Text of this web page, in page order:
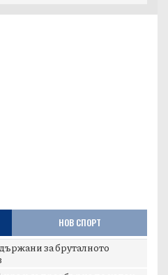
НОВ СПОРТ
за бруталното